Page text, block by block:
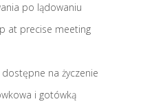
po lądowaniu
at precise meeting
na życzenie
i gotówką